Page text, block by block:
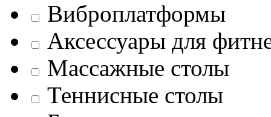
Виброплатформы
Аксессуары для
Массажные столы
Теннисные столы